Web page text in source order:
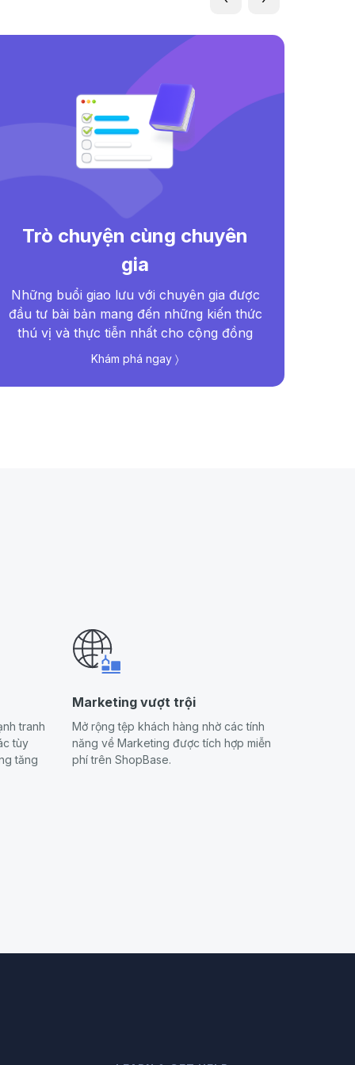
Trò chuyện cùng chuyên
gia
Những buổi giao lưu với chuyên gia được
đầu tư bài bản mang đến những kiến thức
thú vị và thực tiễn nhất cho cộng đồng
Khám phá ngay 〉
tranh
tùy
tăng
Marketing vượt trội
Mở rộng tệp khách hàng nhờ các tính
năng về Marketing được tích hợp miễn
phí trên ShopBase.